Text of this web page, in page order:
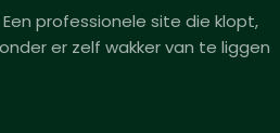
Een professionele site die klopt,
er zelf wakker van te liggen